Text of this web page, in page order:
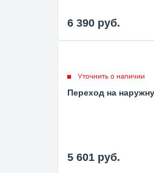
6 390 руб.
Уточнить о наличии
Переход на
5 601 руб.